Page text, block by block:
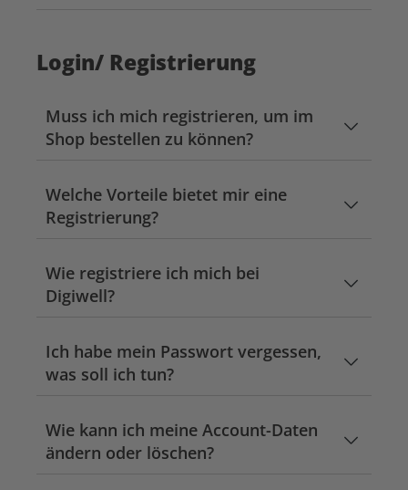
Login/ Registrierung
Muss ich mich registrieren, um im
Shop bestellen zu können?
Welche Vorteile bietet mir eine
Registrierung?
Wie registriere ich mich bei
Digiwell?
Ich habe mein Passwort vergessen,
was soll ich tun?
Wie kann ich meine Account-Daten
ändern oder löschen?